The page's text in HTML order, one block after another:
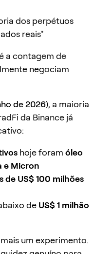
dos perpétuos
reais"
a contagem de
negociam
de 2026), a maioria
da Binance já
hoje foram óleo
e Micron
de US$ 100 milhões
de US$ 1 milhão
um experimento.